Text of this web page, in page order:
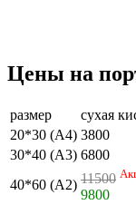
Цены на
размер сухая
20*30 (А4) 3800
30*40 (А3) 6800
40*60 (А2) 11500
9800